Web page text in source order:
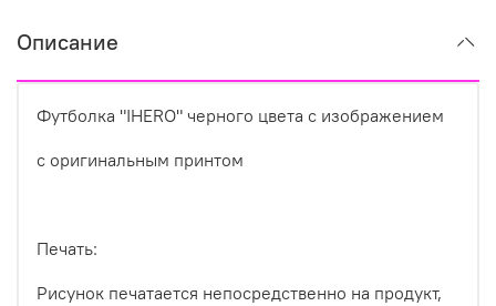
Описание
Футболка "IHERO" черного цвета с изображением
с оригинальным принтом
Печать:
Рисунок печатается непосредственно на продукт,